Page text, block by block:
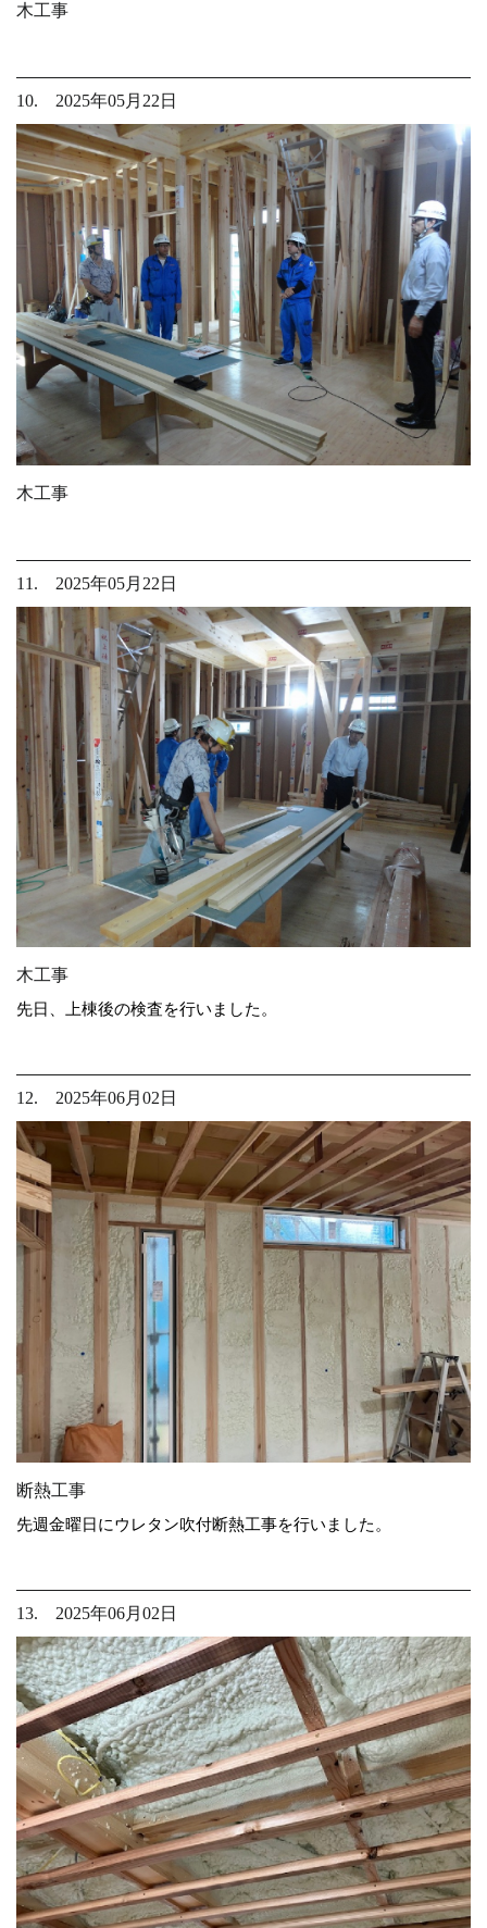
木工事
10. 2025年05月22日
木工事
11. 2025年05月22日
木工事
先日、上棟後の検査を行いました。
12. 2025年06月02日
断熱工事
先週金曜日にウレタン吹付断熱工事を行いました。
13. 2025年06月02日